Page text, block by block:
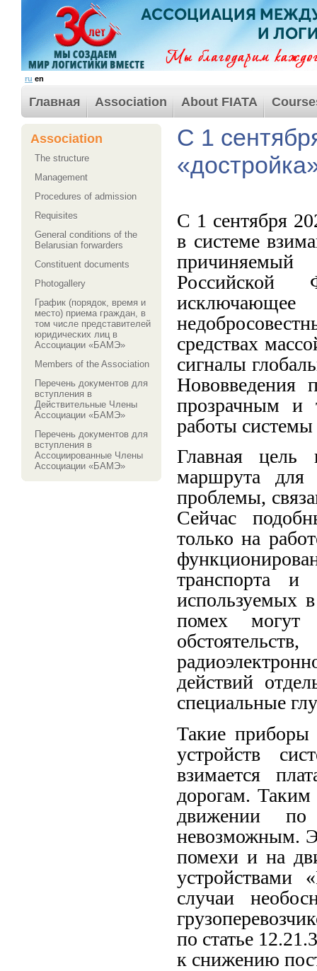
ru en
Главная Association About FIATA
Association
The structure
Management
Procedures of admission
Requisites
General conditions of the
Belarusian forwarders
Сonstituent documents
Photogallery
График (порядок, время и
место) приема граждан, в
том числе представителей
юридических лиц в
Ассоциации «БАМЭ»
Members of the Association
Перечень документов для
вступления в
Действительные Члены
Ассоциации «БАМЭ»
Перечень документов для
вступления в
Ассоциированные Члены
Ассоциации «БАМЭ»
С 1
С 1 сентября
в системе
средствах
сигналы
Нововведения
прозрачным и
работы
Главная цель
маршрута для
проблемы,
Сейчас
только на
транспорта и
используемых
помех могут
действий
специальные
Такие приборы
устройств
взимается
дорогам. Таким
движении по
невозможным.
помехи и на
случаи
по статье
к снижению